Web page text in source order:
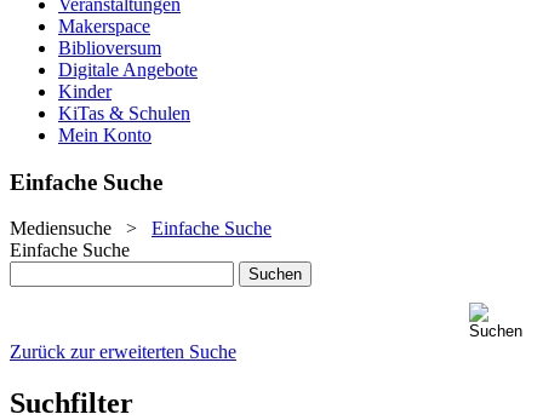
Veranstaltungen
Makerspace
Biblioversum
Digitale Angebote
Kinder
KiTas & Schulen
Mein Konto
Einfache Suche
Mediensuche > Einfache Suche
Einfache Suche
Zurück zur erweiterten Suche
Suchfilter